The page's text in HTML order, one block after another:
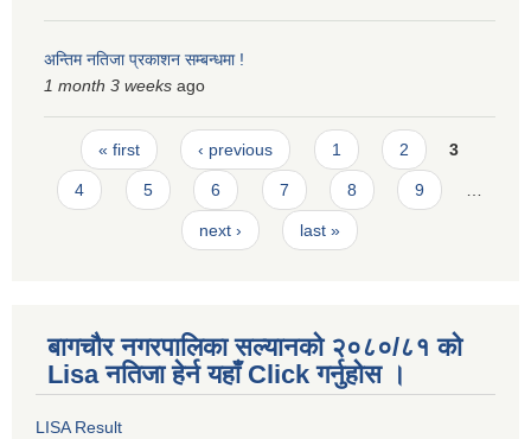
अन्तिम नतिजा प्रकाशन सम्बन्धमा !
1 month 3 weeks ago
Pages
« first ‹ previous 1 2 3
4 5 6 7 8 9 …
next › last »
बागचौर नगरपालिका सल्यानको २०८०/८१ को
Lisa नतिजा हेर्न यहाँ Click गर्नुहोस ।
LISA Result